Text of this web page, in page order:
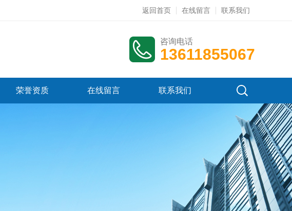
返回首页 在线留言 联系我们
咨询电话
13611855067
荣誉资质 在线留言 联系我们